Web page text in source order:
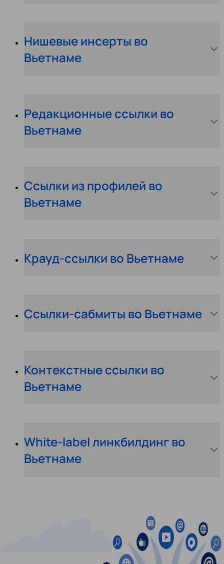
Нишевые инсерты во
Вьетнаме
Редакционные ссылки во
Вьетнаме
Ссылки из профилей во
Вьетнаме
Крауд-ссылки во Вьетнаме
Ссылки-сабмиты во Вьетнаме
Контекстные ссылки во
Вьетнаме
White-label линкбилдинг во
Вьетнаме